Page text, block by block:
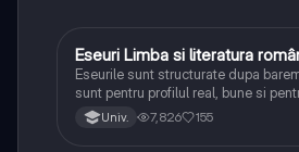
Limba și literatura română
Eseuri Limba si literatura
Eseurile sunt structurate dupa
sunt pentru profilul real, bune si
lipsesc relatiile dintre personaje si
Univ. 7,826 155